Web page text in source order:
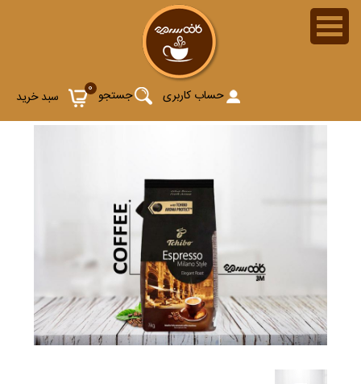
0 سبد خرید جستجو حساب کاربری